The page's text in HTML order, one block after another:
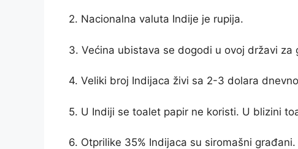
2. Nacionalna valuta Indije je rupija.
3. Većina ubistava se dogodi u ovoj državi za
4. Veliki broj Indijaca živi sa 2-3 dolara
5. U Indiji se toalet papir ne koristi. U blizini
6. Otprilike 35% Indijaca su siromašni građani.